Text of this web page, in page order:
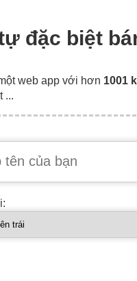
đặc biệt
web app với hơn 1001
...